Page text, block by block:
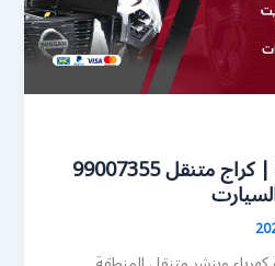
كراج المنطقة العاشرة | كراج متنقل 99007355